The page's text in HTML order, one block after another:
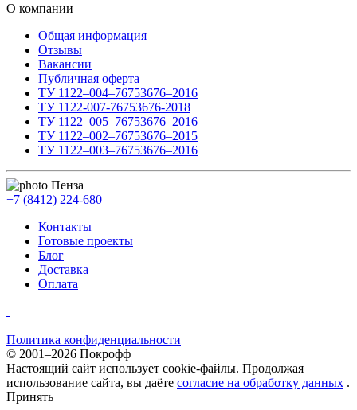
О компании
Общая информация
Отзывы
Вакансии
Публичная оферта
ТУ 1122–004–76753676–2016
ТУ 1122-007-76753676-2018
ТУ 1122–005–76753676–2016
ТУ 1122–002–76753676–2015
ТУ 1122–003–76753676–2016
Пенза
+7 (8412) 224-680
Контакты
Готовые проекты
Блог
Доставка
Оплата
Политика конфиденциальности
© 2001–2026 Покрофф
Настоящий сайт использует cookie-файлы. Продолжая
использование сайта, вы даёте согласие на обработку данных .
Принять